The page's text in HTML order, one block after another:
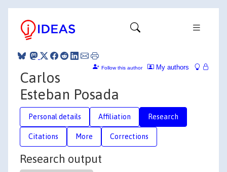
My authors
Follow this author
Carlos
Esteban Posada
Personal details Affiliation Research
Citations More Corrections
Research output